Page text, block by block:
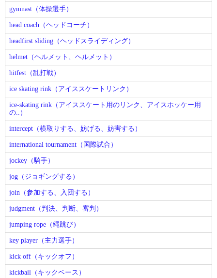
gymnast（体操選手）
head coach（ヘッドコーチ）
headfirst sliding（ヘッドスライディング）
helmet（ヘルメット、ヘルメット）
hitfest（乱打戦）
ice skating rink（アイススケートリンク）
ice-skating rink（アイススケート用のリンク、アイスホッケー用
の..）
intercept（横取りする、妨げる、妨害する）
international tournament（国際試合）
jockey（騎手）
jog（ジョギングする）
join（参加する、入団する）
judgment（判決、判断、審判）
jumping rope（縄跳び）
key player（主力選手）
kick off（キックオフ）
kickball（キックベース）